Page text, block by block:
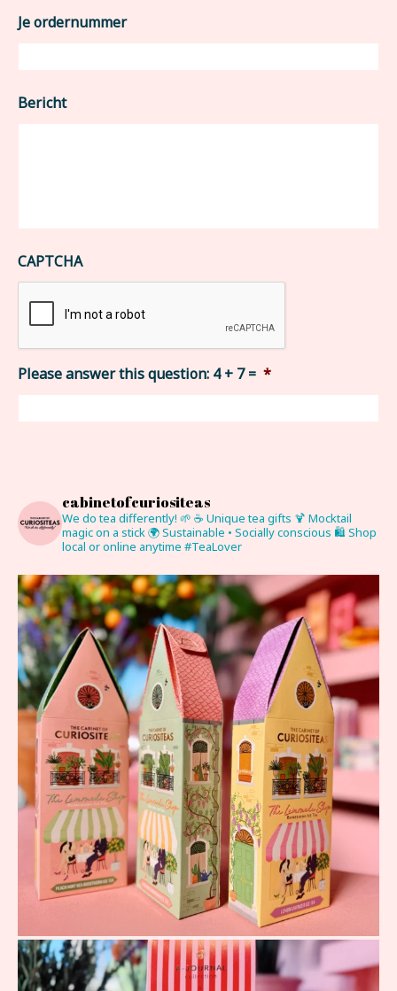
Je ordernummer
Bericht
CAPTCHA
Please answer this question: 4 + 7 = *
cabinetofcuriositeas
We do tea differently! 🌱 ☕ Unique tea gifts 🍹 Mocktail
magic on a stick🌍 Sustainable • Socially conscious 🛍 Shop
local or online anytime #TeaLover